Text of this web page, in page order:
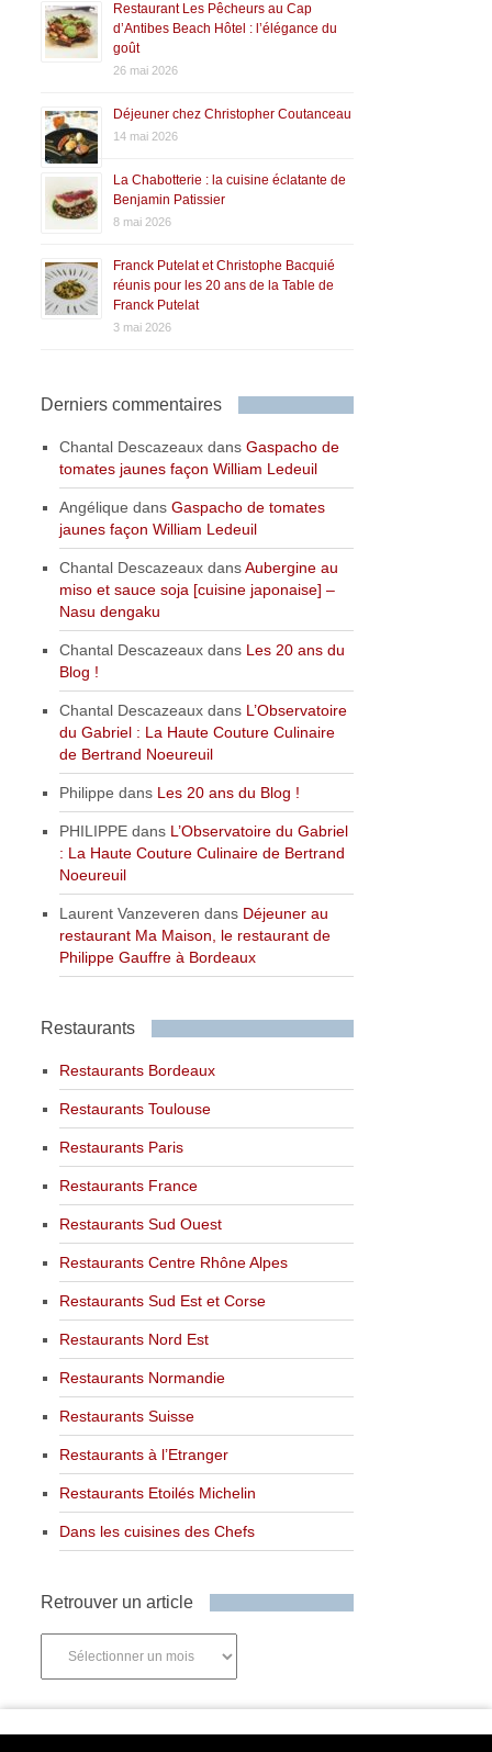
Restaurant Les Pêcheurs au Cap
d’Antibes Beach Hôtel : l’élégance du
goût
26 mai 2026
Déjeuner chez Christopher Coutanceau
14 mai 2026
La Chabotterie : la cuisine éclatante de
Benjamin Patissier
8 mai 2026
Franck Putelat et Christophe Bacquié
réunis pour les 20 ans de la Table de
Franck Putelat
3 mai 2026
Derniers commentaires
Chantal Descazeaux dansGaspacho de
tomates jaunes façon William Ledeuil
Angélique dansGaspacho de tomates
jaunes façon William Ledeuil
Chantal Descazeaux dansAubergine au
miso et sauce soja [cuisine japonaise] –
Nasu dengaku
Chantal Descazeaux dans Les 20 ans du
Blog !
Chantal Descazeaux dans L’Observatoire
du Gabriel : La Haute Couture Culinaire
de Bertrand Noeureuil
Philippe dans Les 20 ans du Blog !
PHILIPPE dans L’Observatoire du Gabriel
: La Haute Couture Culinaire de Bertrand
Noeureuil
Laurent Vanzeveren dans Déjeuner au
restaurant Ma Maison, le restaurant de
Philippe Gauffre à Bordeaux
Restaurants
Restaurants Bordeaux
Restaurants Toulouse
Restaurants Paris
Restaurants France
Restaurants Sud Ouest
Restaurants Centre Rhône Alpes
Restaurants Sud Est et Corse
Restaurants Nord Est
Restaurants Normandie
Restaurants Suisse
Restaurants à l’Etranger
Restaurants Etoilés Michelin
Dans les cuisines des Chefs
Retrouver un article